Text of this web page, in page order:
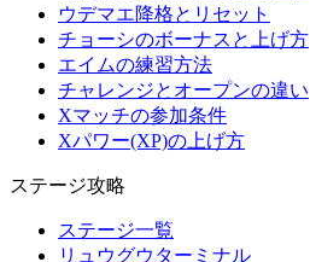
ウデマエ降格とリセット
チョーシのボーナスと上げ方
エイムの練習方法
チャレンジとオープンの違い
Xマッチの参加条件
Xパワー(XP)の上げ方
ステージ攻略
ステージ一覧
リュウグウターミナル